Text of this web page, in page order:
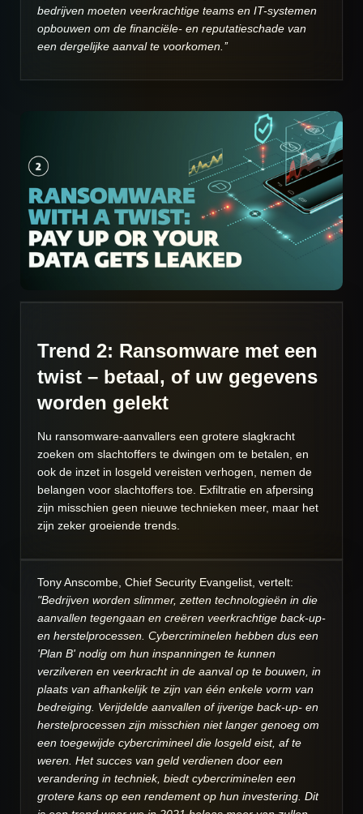
bedrijven moeten veerkrachtige teams en IT-systemen
opbouwen om de financiële- en reputatieschade van
een dergelijke aanval te voorkomen.’’
Trend 2: Ransomware met een
twist – betaal, of uw gegevens
worden gelekt
Nu ransomware-aanvallers een grotere slagkracht
zoeken om slachtoffers te dwingen om te betalen, en
ook de inzet in losgeld vereisten verhogen, nemen de
belangen voor slachtoffers toe. Exfiltratie en afpersing
zijn misschien geen nieuwe technieken meer, maar het
zijn zeker groeiende trends.
Tony Anscombe, Chief Security Evangelist, vertelt:
"Bedrijven worden slimmer, zetten technologieën in die
aanvallen tegengaan en creëren veerkrachtige back-up-
en herstelprocessen. Cybercriminelen hebben dus een
'Plan B' nodig om hun inspanningen te kunnen
verzilveren en veerkracht in de aanval op te bouwen, in
plaats van afhankelijk te zijn van één enkele vorm van
bedreiging. Verijdelde aanvallen of ijverige back-up- en
herstelprocessen zijn misschien niet langer genoeg om
een toegewijde cybercrimineel die losgeld eist, af te
weren. Het succes van geld verdienen door een
verandering in techniek, biedt cybercriminelen een
grotere kans op een rendement op hun investering. Dit